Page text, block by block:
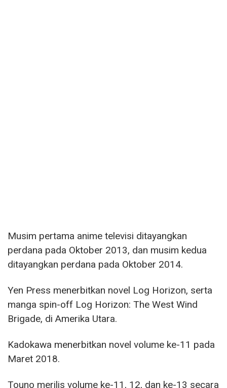
Musim pertama anime televisi ditayangkan
perdana pada Oktober 2013, dan musim kedua
ditayangkan perdana pada Oktober 2014.
Yen Press menerbitkan novel Log Horizon, serta
manga spin-off Log Horizon: The West Wind
Brigade, di Amerika Utara.
Kadokawa menerbitkan novel volume ke-11 pada
Maret 2018.
Touno merilis volume ke-11, 12, dan ke-13 secara